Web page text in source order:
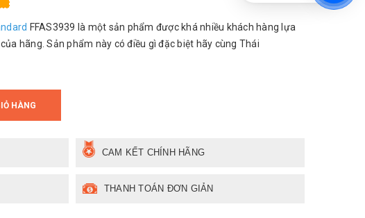
FFAS3939 là một sản phẩm được khá nhiều khách hàng lựa
hãng. Sản phẩm này có điều gì đặc biệt hãy cùng Thái
HÀNG
CAM KẾT CHÍNH HÃNG
THANH TOÁN ĐƠN GIẢN